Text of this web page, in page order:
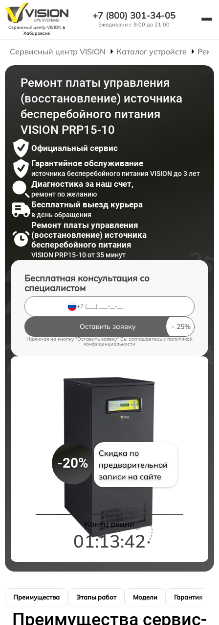
Сервисный центр VISION в
Хабаровске
+7 (800) 301-34-05
Ежедневно с 9:00 до 21:00
Сервисный центр VISION Каталог устройств
Ремонт платы управления
(восстановление) источника
бесперебойного питания
VISION PRP15-10
Официальный сервис
Гарантийное обслуживание
источника бесперебойного питания VISION до 3 лет
Диагностика за наш счет,
ремонт по желанию
Бесплатный выезд курьера
в день обращения
Ремонт платы управления
(восстановление) источника
бесперебойного питания
VISION PRP15-10 от 35 минут
Бесплатная консультация со
специалистом
Оставить заявку
Нажимая на кнопку "Оставить заявку" Вы соглашаетесь cполитикой
конфиденциальности
-20%
Скидка по
предварительной
записи на сайте
Конец акции
01:13:41
Преимущества Этапы работ Модели Гарантия
Преимущества сервис-